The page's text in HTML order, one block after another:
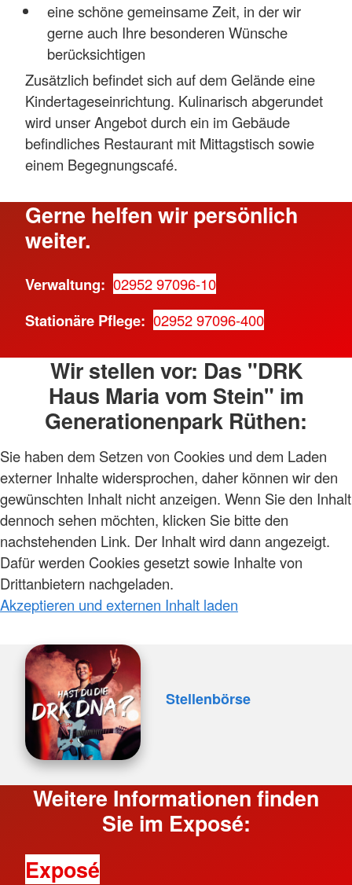
eine schöne gemeinsame Zeit, in der wir
gerne auch Ihre besonderen Wünsche
berücksichtigen
Zusätzlich befindet sich auf dem Gelände eine
Kindertageseinrichtung. Kulinarisch abgerundet
wird unser Angebot durch ein im Gebäude
befindliches Restaurant mit Mittagstisch sowie
einem Begegnungscafé.
Gerne helfen wir persönlich
weiter.
Verwaltung: 02952 97096-10
Stationäre Pflege: 02952 97096-400
Wir stellen vor: Das "DRK
Haus Maria vom Stein" im
Generationenpark Rüthen:
Sie haben dem Setzen von Cookies und dem Laden
externer Inhalte widersprochen, daher können wir den
gewünschten Inhalt nicht anzeigen. Wenn Sie den Inhalt
dennoch sehen möchten, klicken Sie bitte den
nachstehenden Link. Der Inhalt wird dann angezeigt.
Dafür werden Cookies gesetzt sowie Inhalte von
Drittanbietern nachgeladen.
Akzeptieren und externen Inhalt laden
Stellenbörse
Weitere Informationen finden
Sie im Exposé:
Exposé